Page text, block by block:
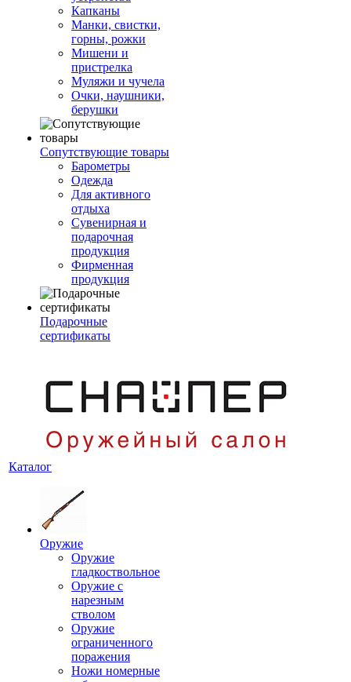
Капканы
Манки, свистки,
горны, рожки
Мишени и
пристрелка
Муляжи и чучела
Очки, наушники,
берушки
Сопутствующие товары
Барометры
Одежда
Для активного
отдыха
Сувенирная и
подарочная
продукция
Фирменная
продукция
Подарочные
сертификаты
Каталог
Оружие
Оружие
гладкоствольное
Оружие с
нарезным
стволом
Оружие
ограниченного
поражения
Ножи номерные